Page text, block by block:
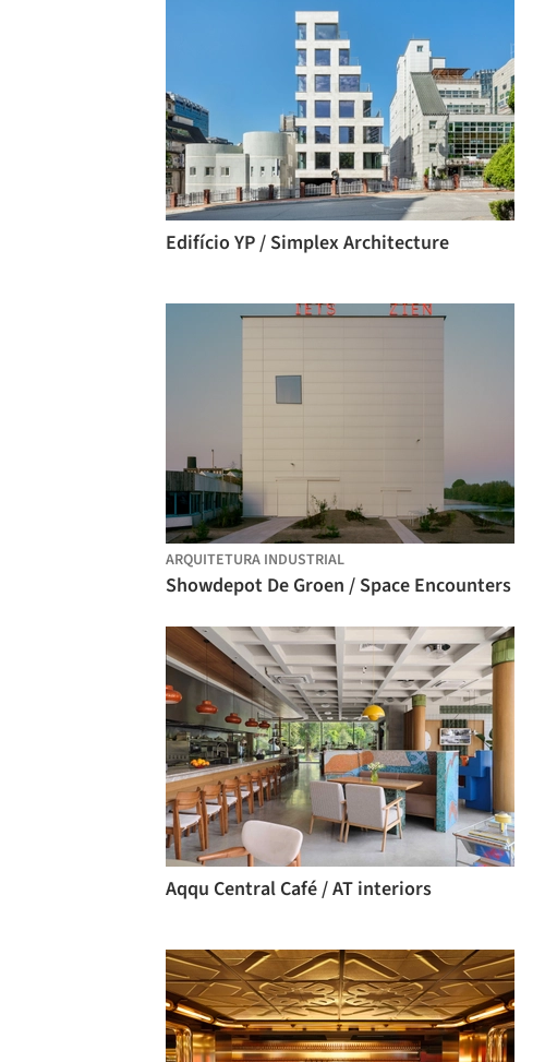
Edifício YP / Simplex Architecture
ARQUITETURA INDUSTRIAL
Showdepot De Groen / Space Encounters
Aqqu Central Café / AT interiors